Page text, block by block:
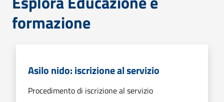
formazione
Asilo nido: iscrizione al servizio
Procedimento di iscrizione al servizio